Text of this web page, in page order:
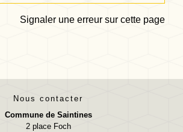
Signaler une erreur sur cette page
Nous contacter
Commune de Saintines
2 place Foch